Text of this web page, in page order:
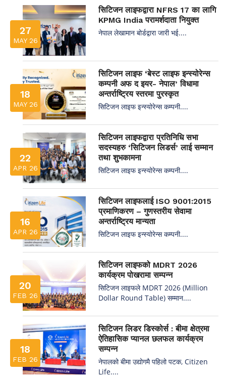
27
MAY 26
सिटिजन लाइफद्वारा NFRS 17 का लागि
KPMG India परामर्शदाता नियुक्त
नेपाल लेखामान बोर्डद्वारा जारी भई....
18
MAY 26
सिटिजन लाइफ ‘बेस्ट लाइफ इन्स्योरेन्स
कम्पनी अफ द इयर- नेपाल’ विधामा
अन्तर्राष्ट्रिय स्तरमा पुरस्कृत
सिटिजन लाइफ इन्स्योरेन्स कम्पनी....
22
APR 26
सिटिजन लाइफद्वारा प्रतिनिधि सभा
सदस्यहरु ‘सिटिजन लिडर्स’ लाई सम्मान
तथा शुभकामना
सिटिजन लाइफ इन्स्योरेन्स कम्पनी....
16
APR 26
सिटिजन लाइफलाई ISO 9001:2015
प्रमाणिकरण – गुणस्तरीय सेवामा
अन्तर्राष्ट्रिय मान्यता
सिटिजन लाइफ इन्स्योरेन्स कम्पनी....
20
FEB 26
सिटिजन लाइफको MDRT 2026
कार्यक्रम पोखरामा सम्पन्न
सिटिजन लाइफले MDRT 2026 (Million
Dollar Round Table) सम्मान....
18
FEB 26
सिटिजन लिडर डिस्कोर्स : बीमा क्षेत्रमा
ऐतिहासिक प्यानल छलफल कार्यक्रम
सम्पन्न
नेपालको बीमा उद्योगमै पहिलो पटक, Citizen
Life....